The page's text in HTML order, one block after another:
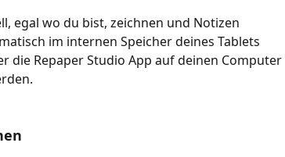
egal wo du bist, zeichnen und Notizen
im internen Speicher deines Tablets
die Repaper Studio App auf deinen Computer